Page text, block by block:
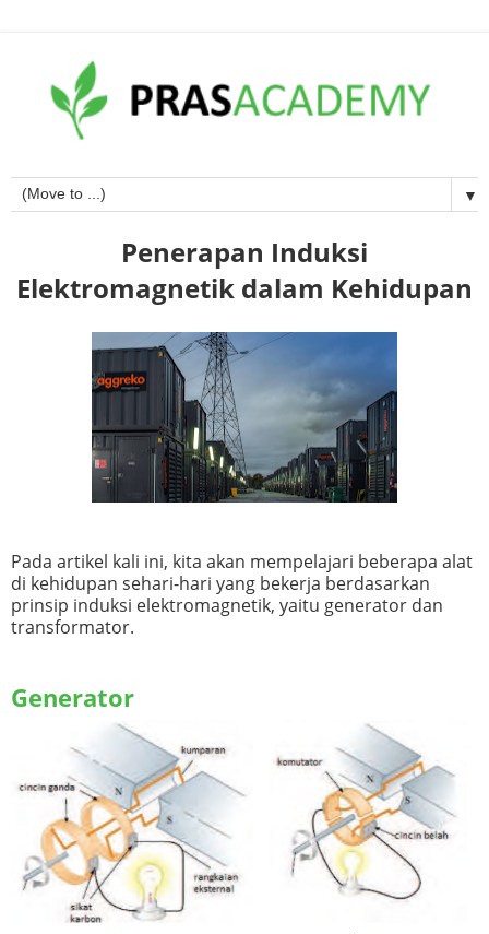
▼
Penerapan Induksi
Elektromagnetik dalam Kehidupan
Pada artikel kali ini, kita akan mempelajari beberapa alat
di kehidupan sehari-hari yang bekerja berdasarkan
prinsip induksi elektromagnetik, yaitu generator dan
transformator.
Generator